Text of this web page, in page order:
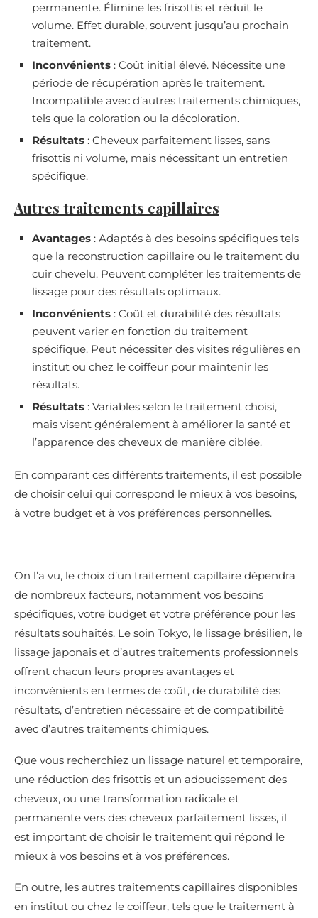
permanente. Élimine les frisottis et réduit le
volume. Effet durable, souvent jusqu’au prochain
traitement.
Inconvénients : Coût initial élevé. Nécessite une
période de récupération après le traitement.
Incompatible avec d’autres traitements chimiques,
tels que la coloration ou la décoloration.
Résultats : Cheveux parfaitement lisses, sans
frisottis ni volume, mais nécessitant un entretien
spécifique.
Autres traitements capillaires
Avantages : Adaptés à des besoins spécifiques tels
que la reconstruction capillaire ou le traitement du
cuir chevelu. Peuvent compléter les traitements de
lissage pour des résultats optimaux.
Inconvénients : Coût et durabilité des résultats
peuvent varier en fonction du traitement
spécifique. Peut nécessiter des visites régulières en
institut ou chez le coiffeur pour maintenir les
résultats.
Résultats : Variables selon le traitement choisi,
mais visent généralement à améliorer la santé et
l’apparence des cheveux de manière ciblée.
En comparant ces différents traitements, il est possible
de choisir celui qui correspond le mieux à vos besoins,
à votre budget et à vos préférences personnelles.
On l’a vu, le choix d’un traitement capillaire dépendra
de nombreux facteurs, notamment vos besoins
spécifiques, votre budget et votre préférence pour les
résultats souhaités. Le soin Tokyo, le lissage brésilien, le
lissage japonais et d’autres traitements professionnels
offrent chacun leurs propres avantages et
inconvénients en termes de coût, de durabilité des
résultats, d’entretien nécessaire et de compatibilité
avec d’autres traitements chimiques.
Que vous recherchiez un lissage naturel et temporaire,
une réduction des frisottis et un adoucissement des
cheveux, ou une transformation radicale et
permanente vers des cheveux parfaitement lisses, il
est important de choisir le traitement qui répond le
mieux à vos besoins et à vos préférences.
En outre, les autres traitements capillaires disponibles
en institut ou chez le coiffeur, tels que le traitement à